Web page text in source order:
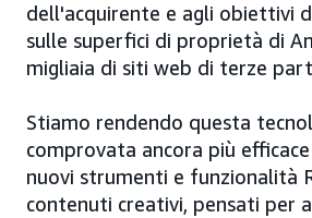
dell'acquirente e agli obiettivi
sulle superfici di proprietà di
migliaia di siti web di terze
Stiamo rendendo questa
comprovata ancora più
nuovi strumenti e funzionalità
contenuti creativi, pensati per